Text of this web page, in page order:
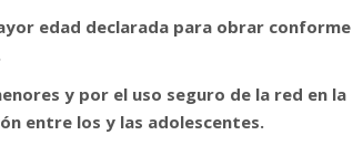
edad declarada para obrar conforme
y por el uso seguro de la red en la
entre los y las adolescentes.